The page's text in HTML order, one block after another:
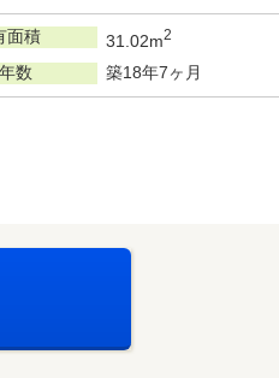
面積 31.02m2
数 築18年7ヶ月